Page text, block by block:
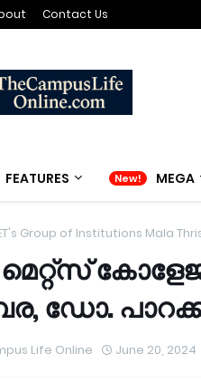
Contact Us
FEATURES MEGA
Group of Institutions Mala
മെറ്റ്സ്
ഡോ.
Life Online June 20, 2024